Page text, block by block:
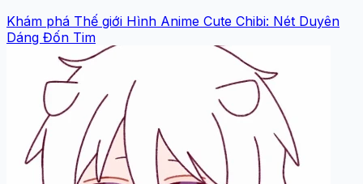
Khám phá Thế giới Hình Anime Cute Chibi: Nét Duyên
Dáng Đốn Tim